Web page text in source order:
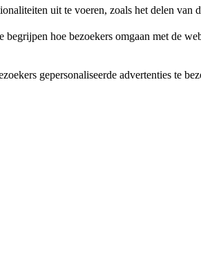
uit te voeren, zoals het delen
hoe bezoekers omgaan met de
gepersonaliseerde advertenties te